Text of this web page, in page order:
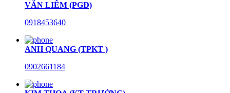
VĂN LIÊM (PGĐ)
0918453640
ANH QUANG (TPKT )
0902661184